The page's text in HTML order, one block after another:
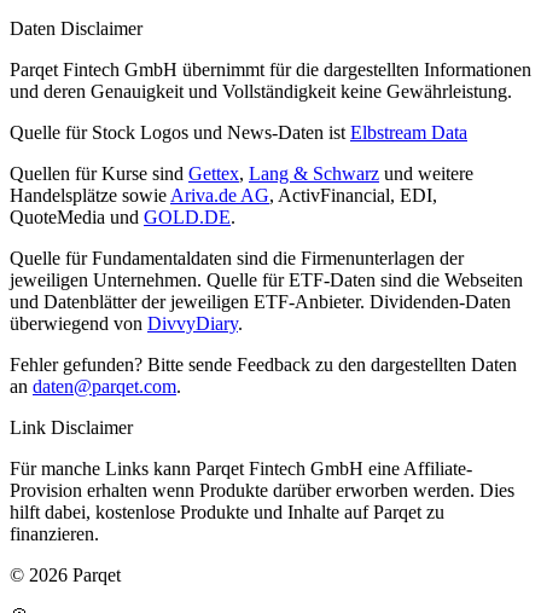
Daten Disclaimer
Parqet Fintech GmbH übernimmt für die dargestellten Informationen
und deren Genauigkeit und Vollständigkeit keine Gewährleistung.
Quelle für Stock Logos und News-Daten ist Elbstream Data
Quellen für Kurse sind Gettex, Lang & Schwarz und weitere
Handelsplätze sowie Ariva.de AG, ActivFinancial, EDI,
QuoteMedia und GOLD.DE.
Quelle für Fundamentaldaten sind die Firmenunterlagen der
jeweiligen Unternehmen. Quelle für ETF-Daten sind die Webseiten
und Datenblätter der jeweiligen ETF-Anbieter. Dividenden-Daten
überwiegend von DivvyDiary.
Fehler gefunden? Bitte sende Feedback zu den dargestellten Daten
an daten@parqet.com.
Link Disclaimer
Für manche Links kann Parqet Fintech GmbH eine Affiliate-
Provision erhalten wenn Produkte darüber erworben werden. Dies
hilft dabei, kostenlose Produkte und Inhalte auf Parqet zu
finanzieren.
© 2026 Parqet